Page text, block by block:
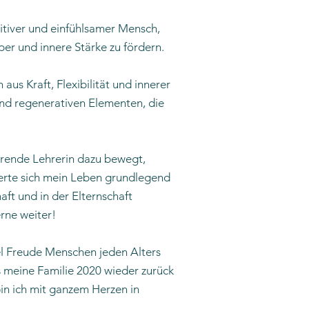
und einfühlsamer Mensch,
und innere Stärke zu fördern.
aus Kraft, Flexibilität und innerer
regenerativen Elementen, die
Lehrerin dazu bewegt,
sich mein Leben grundlegend
und in der Elternschaft
weiter!
Freude Menschen jeden Alters
Familie 2020 wieder zurück
ich mit ganzem Herzen in